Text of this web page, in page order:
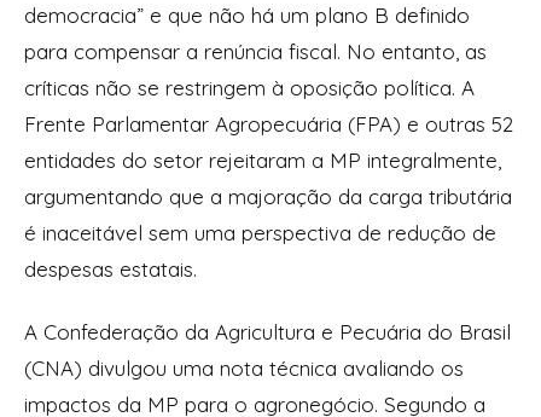
democracia” e que não há um plano B definido
para compensar a renúncia fiscal. No entanto, as
críticas não se restringem à oposição política. A
Frente Parlamentar Agropecuária (FPA) e outras 52
entidades do setor rejeitaram a MP integralmente,
argumentando que a majoração da carga tributária
é inaceitável sem uma perspectiva de redução de
despesas estatais.
A Confederação da Agricultura e Pecuária do Brasil
(CNA) divulgou uma nota técnica avaliando os
impactos da MP para o agronegócio. Segundo a